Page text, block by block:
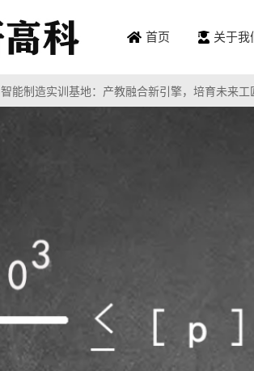
首页 关于我
智能制造实训基地：产教融合新引擎，培育未来工